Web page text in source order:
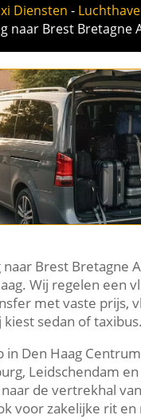
Diensten -
naar Brest Bretagne
naar Brest Bretagne
Wij regelen een
met vaste prijs,
kiest sedan of taxibus.
in Den Haag
Leidschendam
de vertrekhal
voor zakelijke rit